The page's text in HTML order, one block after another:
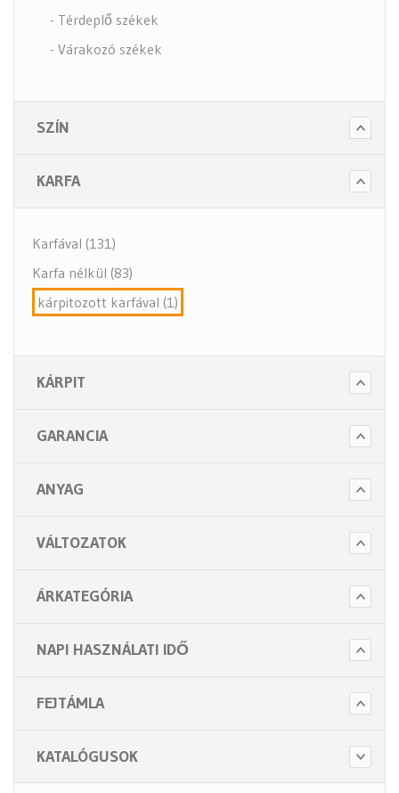
- Térdeplő székek
- Várakozó székek
- Nagy teherbírású székek
Kiegészítők (5 alkategória)
SZÍN
KARFA
Karfával (131)
Karfa nélkül (83)
kárpitozott karfával (1)
KÁRPIT
GARANCIA
ANYAG
VÁLTOZATOK
ÁRKATEGÓRIA
NAPI HASZNÁLATI IDŐ
FEJTÁMLA
KATALÓGUSOK